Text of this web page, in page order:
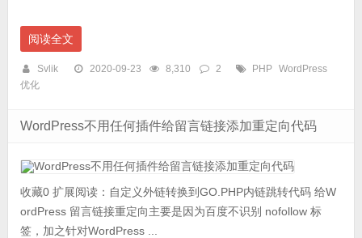
阅读全文
Svlik 2020-09-23 8,310 2 PHP WordPress
优化
WordPress不用任何插件给留言链接添加重定向代码
收藏0 扩展阅读：自定义外链转换到GO.PHP内链跳转代码 给W
ordPress 留言链接重定向主要是因为百度不识别 nofollow 标
签，加之针对WordPress ...